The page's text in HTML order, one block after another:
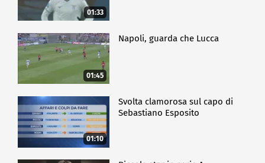
01:33
01:45
Napoli, guarda che Lucca
01:10
Svolta clamorosa sul capo di
Sebastiano Esposito